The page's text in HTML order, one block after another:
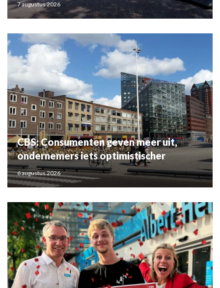
7 augustus 2026
CBS: Consumenten geven meer uit,
ondernemers iets optimistischer
6 augustus 2026